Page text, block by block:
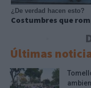
¿De verdad hacen esto?
Costumbres que
Últimas